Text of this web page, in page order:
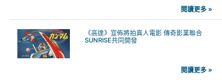
閱讀更多 »
《高達》宣佈將拍真人電影 傳奇影業聯合
SUNRISE共同開發
閱讀更多 »